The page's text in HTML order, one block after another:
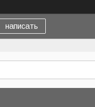
написать